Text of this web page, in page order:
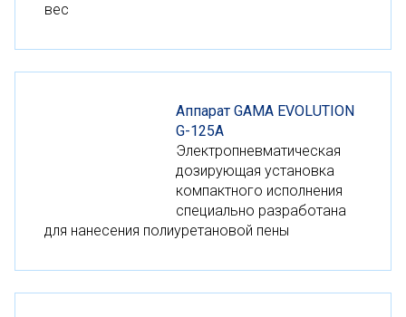
вес
Аппарат GAMA EVOLUTION
G-125A
Электропневматическая
дозирующая установка
компактного исполнения
специально разработана
для нанесения полиуретановой пены